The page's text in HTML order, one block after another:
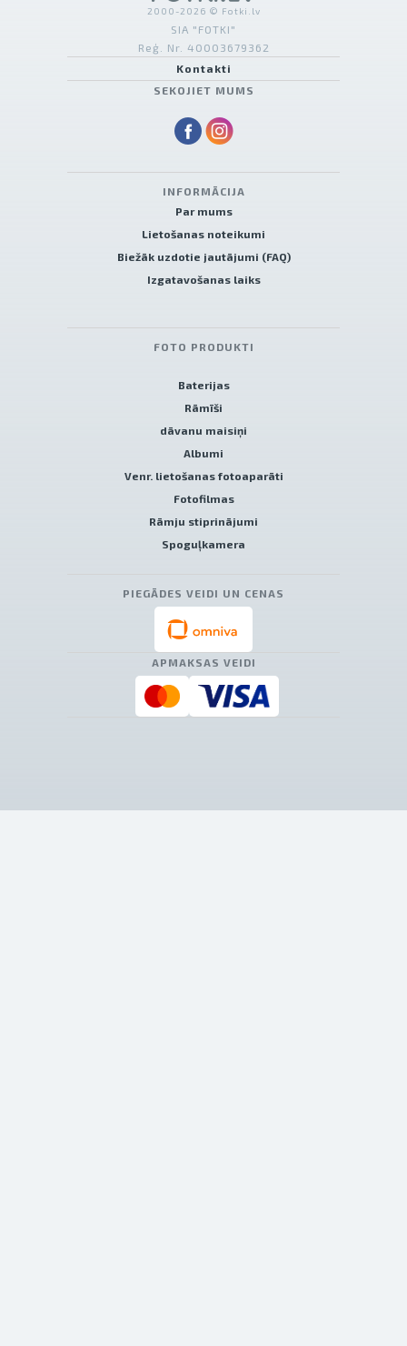
2000-2026 © Fotki.lv
SIA "FOTKI"
Reģ. Nr. 40003679362
Kontakti
SEKOJIET MUMS
INFORMĀCIJA
Par mums
Lietošanas noteikumi
Biežāk uzdotie jautājumi (FAQ)
Izgatavošanas laiks
FOTO PRODUKTI
Baterijas
Rāmīši
dāvanu maisiņi
Albumi
Venr. lietošanas fotoaparāti
Fotofilmas
Rāmju stiprinājumi
Spoguļkamera
PIEGĀDES VEIDI UN CENAS
APMAKSAS VEIDI